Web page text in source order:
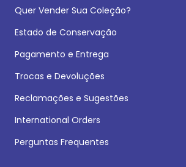
Quer Vender Sua Coleção?
Estado de Conservação
Pagamento e Entrega
Trocas e Devoluções
Reclamações e Sugestões
International Orders
Perguntas Frequentes